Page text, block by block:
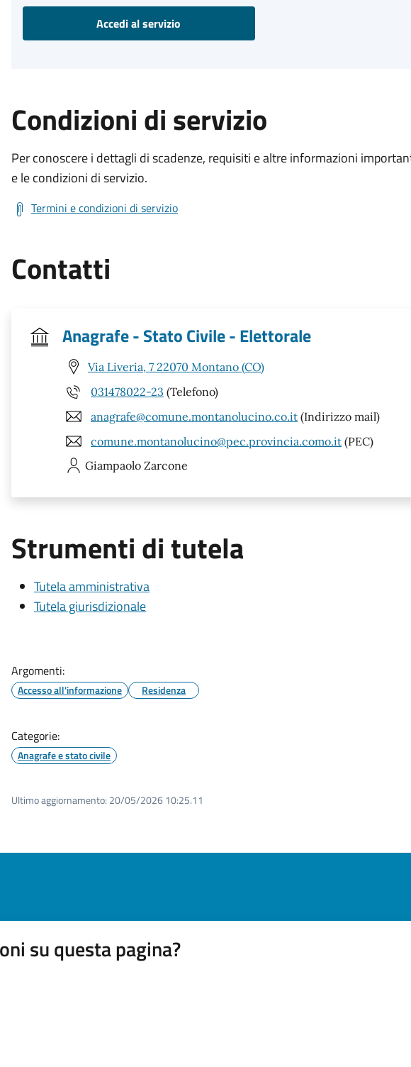
Accedi al servizio
Condizioni di servizio
Per conoscere i dettagli di scadenze, requisiti e altre informazioni
e le condizioni di servizio.
Termini e condizioni di servizio
Contatti
Anagrafe - Stato Civile - Elettorale
Via Liveria, 7 22070 Montano (CO)
031478022-23 (Telefono)
anagrafe@comune.montanolucino.co.it (Indirizzo mail)
comune.montanolucino@pec.provincia.como.it (PEC)
Giampaolo Zarcone
Strumenti di tutela
Tutela amministrativa
Tutela giurisdizionale
Argomenti:
Accesso all'informazione Residenza
Categorie:
Anagrafe e stato civile
Ultimo aggiornamento: 20/05/2026 10:25.11
su questa pagina?